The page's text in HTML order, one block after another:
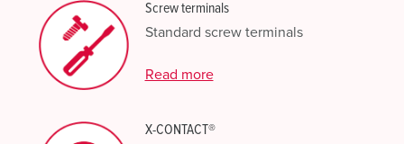
Screw terminals
Standard screw terminals
Read more
X-CONTACT®